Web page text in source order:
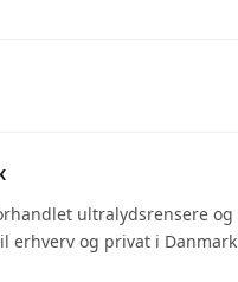
ultralydsrensere og
erhverv og privat i Danmark